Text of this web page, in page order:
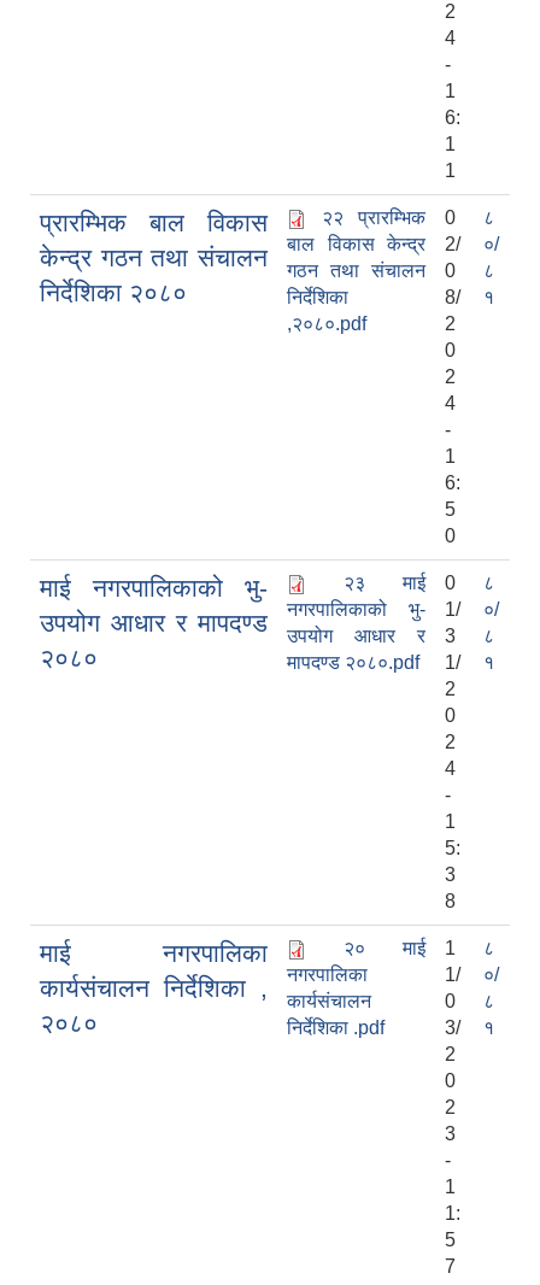
2
4
-
1
6:
1
1
प्रारम्भिक बाल विकास
केन्द्र गठन तथा संचालन
निर्देशिका २०८०
२२ प्रारम्भिक
बाल विकास केन्द्र
गठन तथा संचालन
निर्देशिका
,२०८०.pdf
0
2/
0
8/
2
0
2
4
-
1
6:
5
0
८
०/
८
१
माई नगरपालिकाको भु-
उपयोग आधार र मापदण्ड
२०८०
२३ माई
नगरपालिकाको भु-
उपयोग आधार र
मापदण्ड २०८०.pdf
0
1/
3
1/
2
0
2
4
-
1
5:
3
8
८
०/
८
१
माई नगरपालिका
कार्यसंचालन निर्देशिका ,
२०८०
२० माई
नगरपालिका
कार्यसंचालन
निर्देशिका .pdf
1
1/
0
3/
2
0
2
3
-
1
1:
5
7
८
०/
८
१